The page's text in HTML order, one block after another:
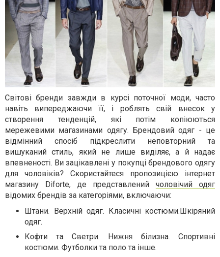
Світові бренди завжди в курсі поточної моди, часто
навіть випереджаючи її, і роблять свій внесок у
створення тенденцій, які потім копіюються
мережевими магазинами одягу. Брендовий одяг - це
відмінний спосіб підкреслити неповторний та
вишуканий стиль, який не лише виділяє, а й надає
впевненості. Ви зацікавлені у покупці брендового одягу
для чоловіків? Скористайтеся пропозицією інтернет
магазину Diforte, де представлений чоловічий одяг
відомих брендів за категоріями, включаючи:
Штани. Верхній одяг. Класичні костюми.Шкіряний
одяг.
Кофти та Светри. Нижня білизна. Спортивні
костюми. Футболки та поло та інше.